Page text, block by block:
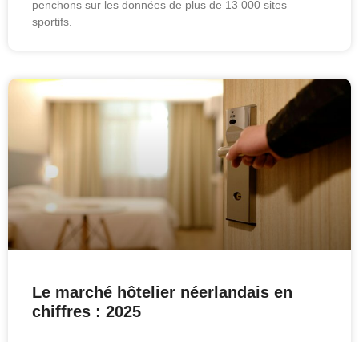
penchons sur les données de plus de 13 000 sites
sportifs.
Le marché hôtelier néerlandais en
chiffres : 2025